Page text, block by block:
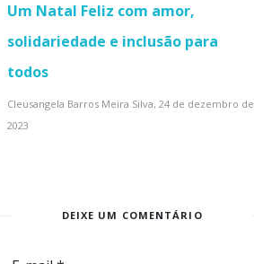
Um Natal Feliz com amor,
solidariedade e inclusão para
todos
Cleusangela Barros Meira Silva,24 de dezembro de
2023
DEIXE UM COMENTÁRIO